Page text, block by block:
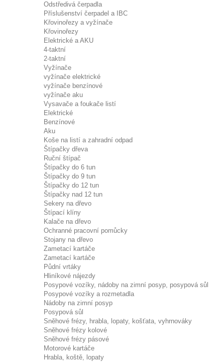
Odstředivá čerpadla
Příslušenství čerpadel a IBC
Křovinořezy a vyžínače
Křovinořezy
Elektrické a AKU
4-taktní
2-taktní
Vyžínače
vyžínače elektrické
vyžínače benzínové
vyžínače aku
Vysavače a foukače listí
Elektrické
Benzínové
Aku
Koše na listí a zahradní odpad
Štípačky dřeva
Ruční štípač
Štípačky do 6 tun
Štípačky do 9 tun
Štípačky do 12 tun
Štípačky nad 12 tun
Sekery na dřevo
Štípací klíny
Kalače na dřevo
Ochranné pracovní pomůcky
Stojany na dřevo
Zametací kartáče
Zametací kartáče
Půdní vrtáky
Hliníkové nájezdy
Posypové vozíky, nádoby na zimní posyp, posypová sůl
Posypové vozíky a rozmetadla
Nádoby na zimní posyp
Posypová sůl
Sněhové frézy, hrabla, lopaty, košťata, vyhrnováky
Sněhové frézy kolové
Sněhové frézy pásové
Motorové kartáče
Hrabla, koště, lopaty